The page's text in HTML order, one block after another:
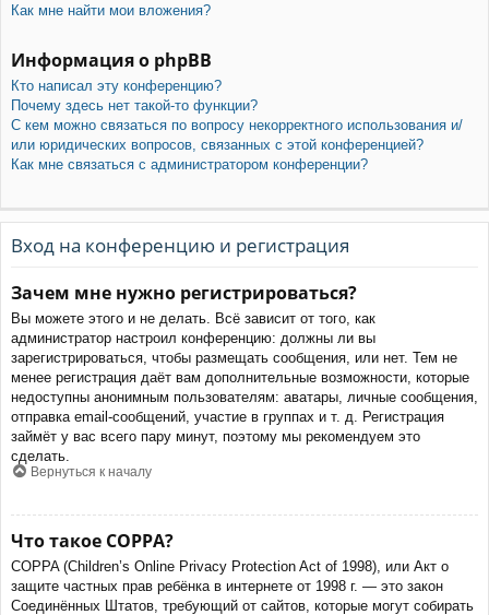
Как мне найти мои вложения?
Информация о phpBB
Кто написал эту конференцию?
Почему здесь нет такой-то функции?
С кем можно связаться по вопросу некорректного использования и/
или юридических вопросов, связанных с этой конференцией?
Как мне связаться с администратором конференции?
Вход на конференцию и регистрация
Зачем мне нужно регистрироваться?
Вы можете этого и не делать. Всё зависит от того, как
администратор настроил конференцию: должны ли вы
зарегистрироваться, чтобы размещать сообщения, или нет. Тем не
менее регистрация даёт вам дополнительные возможности, которые
недоступны анонимным пользователям: аватары, личные сообщения,
отправка email-сообщений, участие в группах и т. д. Регистрация
займёт у вас всего пару минут, поэтому мы рекомендуем это
сделать.
Вернуться к началу
Что такое COPPA?
COPPA (Children’s Online Privacy Protection Act of 1998), или Акт о
защите частных прав ребёнка в интернете от 1998 г. — это закон
Соединённых Штатов, требующий от сайтов, которые могут собирать